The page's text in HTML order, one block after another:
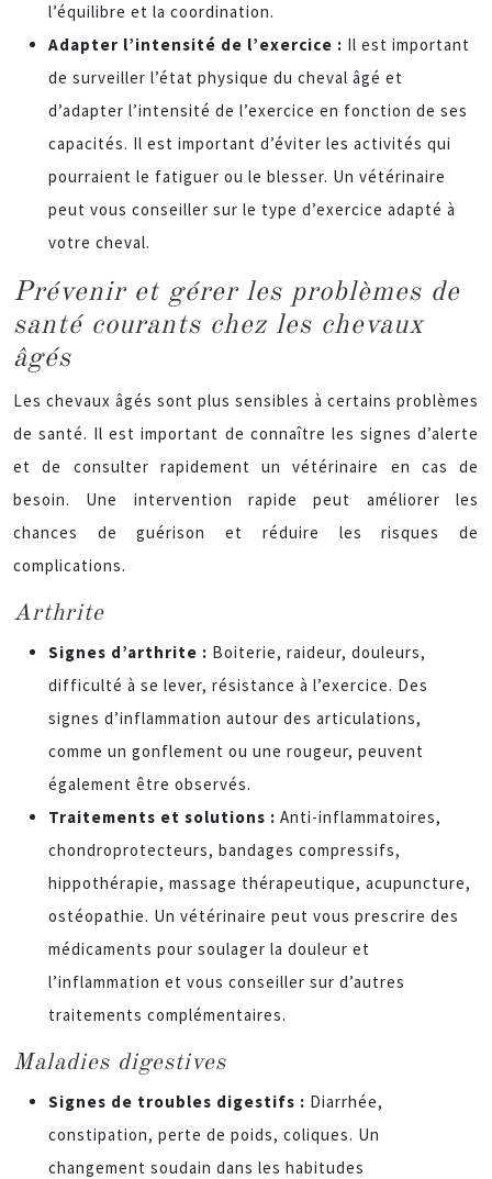
l’équilibre et la coordination.
Adapter l’intensité de l’exercice : Il est important
de surveiller l’état physique du cheval âgé et
d’adapter l’intensité de l’exercice en fonction de ses
capacités. Il est important d’éviter les activités qui
pourraient le fatiguer ou le blesser. Un vétérinaire
peut vous conseiller sur le type d’exercice adapté à
votre cheval.
Prévenir et gérer les problèmes de
santé courants chez les chevaux
âgés
Les chevaux âgés sont plus sensibles à certains problèmes
de santé. Il est important de connaître les signes d’alerte
et de consulter rapidement un vétérinaire en cas de
besoin. Une intervention rapide peut améliorer les
chances de guérison et réduire les risques de
complications.
Arthrite
Signes d’arthrite : Boiterie, raideur, douleurs,
difficulté à se lever, résistance à l’exercice. Des
signes d’inflammation autour des articulations,
comme un gonflement ou une rougeur, peuvent
également être observés.
Traitements et solutions : Anti-inflammatoires,
chondroprotecteurs, bandages compressifs,
hippothérapie, massage thérapeutique, acupuncture,
ostéopathie. Un vétérinaire peut vous prescrire des
médicaments pour soulager la douleur et
l’inflammation et vous conseiller sur d’autres
traitements complémentaires.
Maladies digestives
Signes de troubles digestifs : Diarrhée,
constipation, perte de poids, coliques. Un
changement soudain dans les habitudes